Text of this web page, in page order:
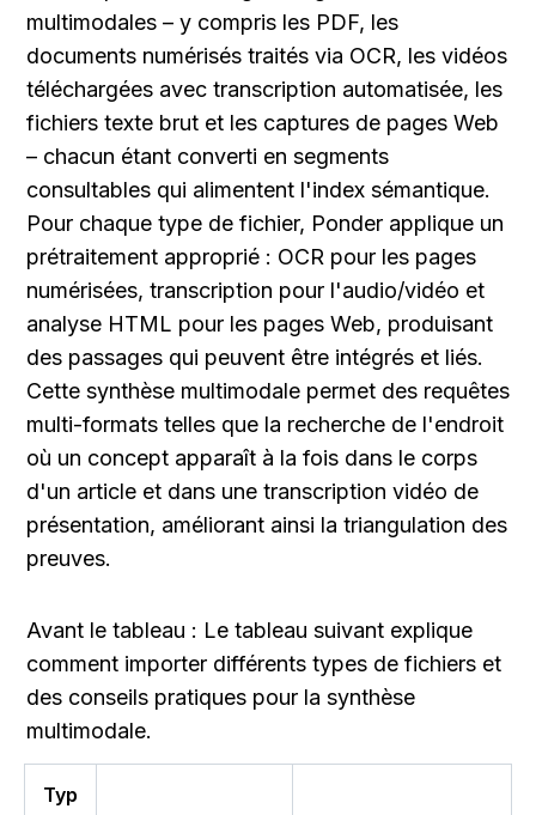
multimodales – y compris les PDF, les
documents numérisés traités via OCR, les vidéos
téléchargées avec transcription automatisée, les
fichiers texte brut et les captures de pages Web
– chacun étant converti en segments
consultables qui alimentent l'index sémantique.
Pour chaque type de fichier, Ponder applique un
prétraitement approprié : OCR pour les pages
numérisées, transcription pour l'audio/vidéo et
analyse HTML pour les pages Web, produisant
des passages qui peuvent être intégrés et liés.
Cette synthèse multimodale permet des requêtes
multi-formats telles que la recherche de l'endroit
où un concept apparaît à la fois dans le corps
d'un article et dans une transcription vidéo de
présentation, améliorant ainsi la triangulation des
preuves.
Avant le tableau : Le tableau suivant explique
comment importer différents types de fichiers et
des conseils pratiques pour la synthèse
multimodale.
Typ